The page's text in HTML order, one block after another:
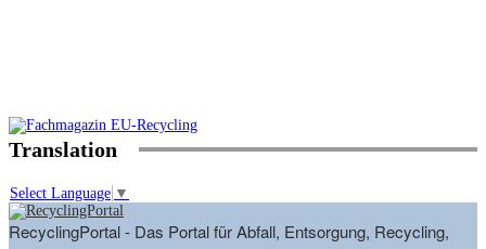
Translation
Select Language ▼
RecyclingPortal - Das Portal für Abfall, Entsorgung, Recycling,